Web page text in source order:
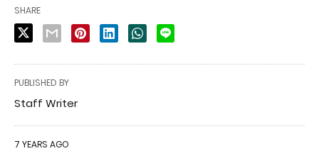
SHARE
PUBLISHED BY
Staff Writer
7 YEARS AGO